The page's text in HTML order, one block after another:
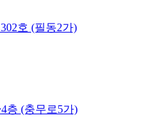
호 (필동2가)
층 (충무로5가)